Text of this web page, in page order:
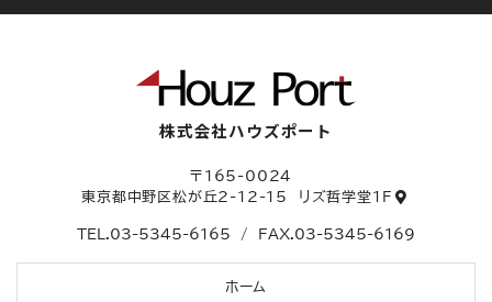
株式会社ハウズポート
〒165-0024
東京都中野区松が丘2-12-15 リズ哲学堂1F
TEL.03-5345-6165 / FAX.03-5345-6169
ホーム